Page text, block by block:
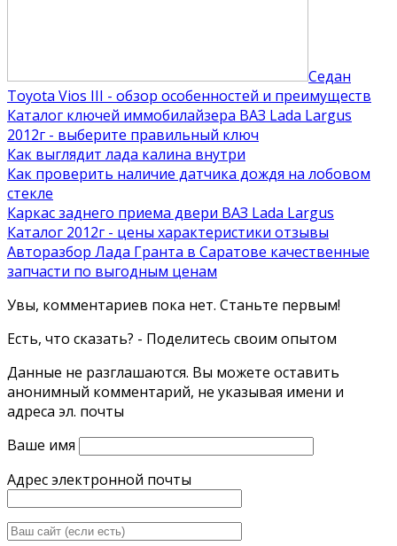
Седан
Toyota Vios III - обзор особенностей и преимуществ
Каталог ключей иммобилайзера ВАЗ Lada Largus
2012г - выберите правильный ключ
Как выглядит лада калина внутри
Как проверить наличие датчика дождя на лобовом
стекле
Каркас заднего приема двери ВАЗ Lada Largus
Каталог 2012г - цены характеристики отзывы
Авторазбор Лада Гранта в Саратове качественные
запчасти по выгодным ценам
Увы, комментариев пока нет. Станьте первым!
Есть, что сказать? - Поделитесь своим опытом
Данные не разглашаются. Вы можете оставить
анонимный комментарий, не указывая имени и
адреса эл. почты
Ваше имя
Адрес электронной почты